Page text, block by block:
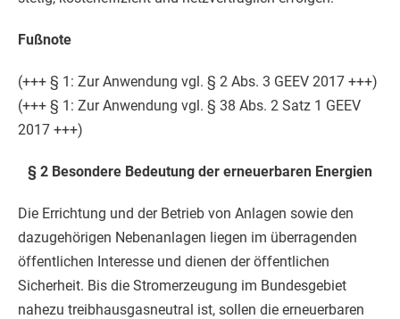
Fußnote
(+++ § 1: Zur Anwendung vgl. § 2 Abs. 3 GEEV 2017 +++)
(+++ § 1: Zur Anwendung vgl. § 38 Abs. 2 Satz 1 GEEV
2017 +++)
§ 2 Besondere Bedeutung der erneuerbaren Energien
Die Errichtung und der Betrieb von Anlagen sowie den
dazugehörigen Nebenanlagen liegen im überragenden
öffentlichen Interesse und dienen der öffentlichen
Sicherheit. Bis die Stromerzeugung im Bundesgebiet
nahezu treibhausgasneutral ist, sollen die erneuerbaren